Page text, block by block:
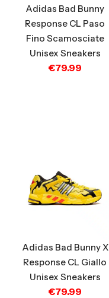
Adidas Bad Bunny
Response CL Paso
Fino Scamosciate
Unisex Sneakers
€79.99
Adidas Bad Bunny X
Response CL Giallo
Unisex Sneakers
€79.99